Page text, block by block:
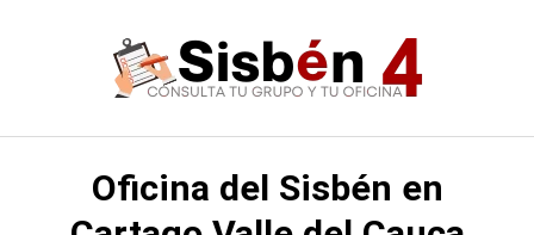
Oficina del Sisbén en